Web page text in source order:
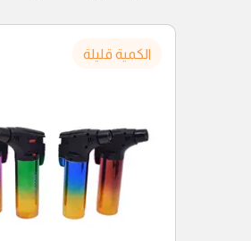
الكمية قليلة